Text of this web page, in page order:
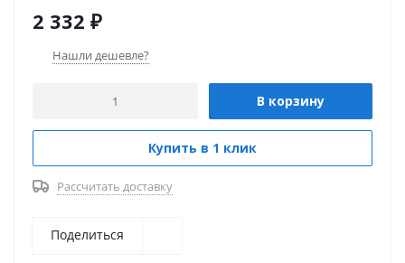
2 332 ₽
Нашли дешевле?
В корзину
Купить в 1 клик
Рассчитать доставку
Поделиться